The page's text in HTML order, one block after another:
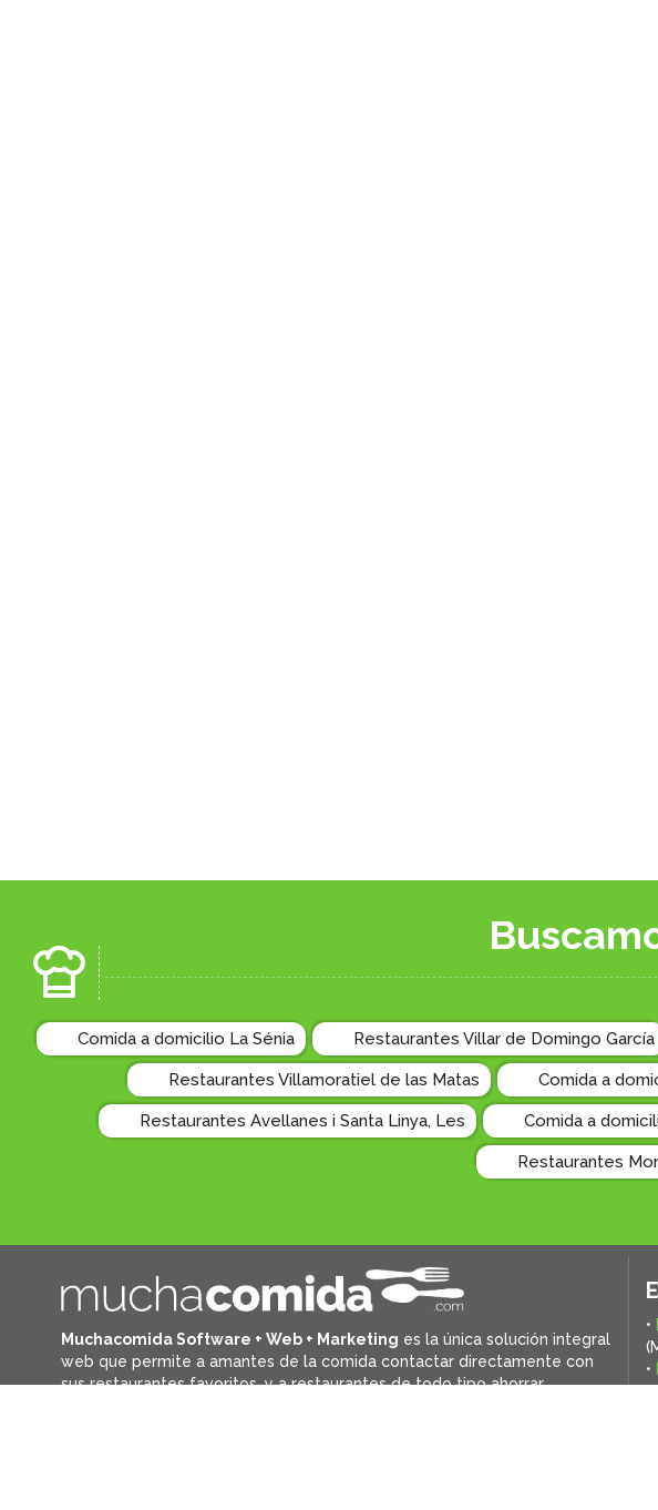
Comida a domicilio La Sénia Restaurantes Villar de Domingo García
Restaurantes Villamoratiel de las Matas Comida a
Restaurantes Avellanes i Santa Linya, Les Comida a
Restaurantes
Muchacomida Software + Web + Marketing es la única solución integral
web que permite a amantes de la comida contactar directamente con
sus restaurantes favoritos, ya restaurantes de todo tipo ahorrar,
•
•